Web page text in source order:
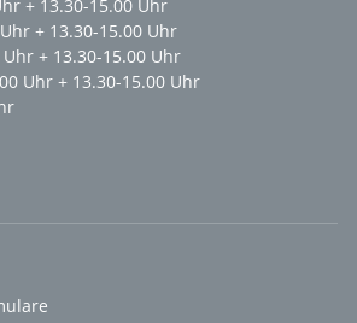
+ 13.30-15.00 Uhr
+ 13.30-15.00 Uhr
+ 13.30-15.00 Uhr
Uhr + 13.30-15.00 Uhr